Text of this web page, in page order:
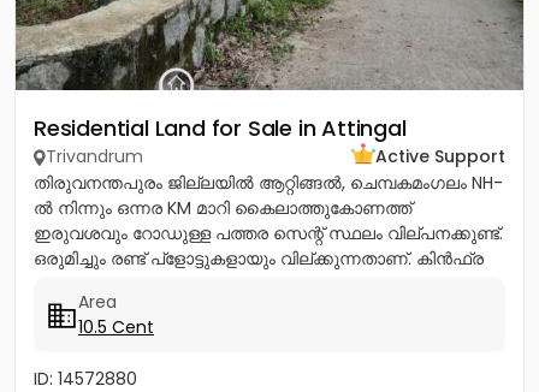
Residential Land for Sale in Attingal
Trivandrum
Active Support
തിരുവനന്തപുരം ജില്ലയിൽ ആറ്റിങ്ങൽ, ചെമ്പകമംഗലം NH-
ൽ നിന്നും ഒന്നര KM മാറി കൈലാത്തുകോണത്ത്
ഇരുവശവും റോഡുള്ള പത്തര സെന്റ് സ്ഥലം വില്പനക്കുണ്ട്.
ഒരുമിച്ചും രണ്ട് പ്ളോട്ടുകളായും വില്ക്കുന്നതാണ്. കിൻഫ്ര
Area
10.5 Cent
ID: 14572880